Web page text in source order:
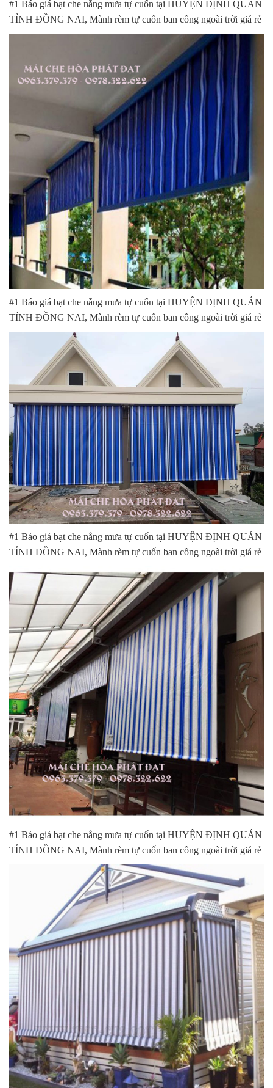
#1 Báo giá bạt che nắng mưa tự cuốn tại HUYỆN ĐỊNH QUÁN
TỈNH ĐỒNG NAI, Mành rèm tự cuốn ban công ngoài trời giá rẻ
#1 Báo giá bạt che nắng mưa tự cuốn tại HUYỆN ĐỊNH QUÁN
TỈNH ĐỒNG NAI, Mành rèm tự cuốn ban công ngoài trời giá rẻ
#1 Báo giá bạt che nắng mưa tự cuốn tại HUYỆN ĐỊNH QUÁN
TỈNH ĐỒNG NAI, Mành rèm tự cuốn ban công ngoài trời giá rẻ
#1 Báo giá bạt che nắng mưa tự cuốn tại HUYỆN ĐỊNH QUÁN
TỈNH ĐỒNG NAI, Mành rèm tự cuốn ban công ngoài trời giá rẻ